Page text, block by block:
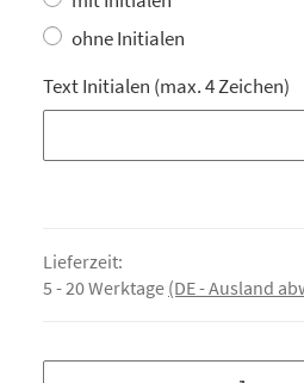
ohne Initialen
Text Initialen (max. 4 Zeichen)
Lieferzeit:
5 - 20 Werktage (DE - Ausland